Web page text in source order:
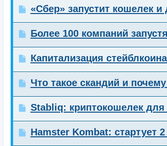
«Сбер» запустит кошелек
Более 100 компаний
Капитализация
Что такое скандий и
Stabliq: криптокошелек
Hamster Kombat: стартует